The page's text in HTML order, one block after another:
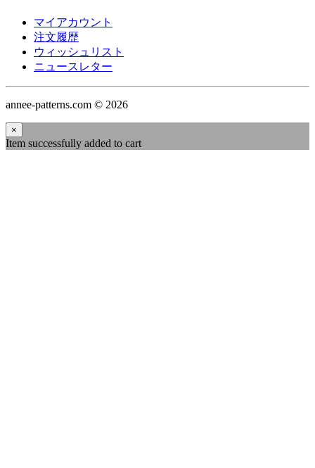
マイアカウント
注文履歴
ウィッシュリスト
ニュースレター
annee-patterns.com © 2026
×
Item successfully added to cart